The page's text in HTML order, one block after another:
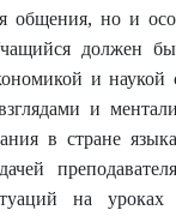
общения, но и
должен
и
и
в стране
на уроках